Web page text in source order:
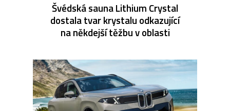
Švédská sauna Lithium Crystal
dostala tvar krystalu odkazující
na někdejší těžbu v oblasti